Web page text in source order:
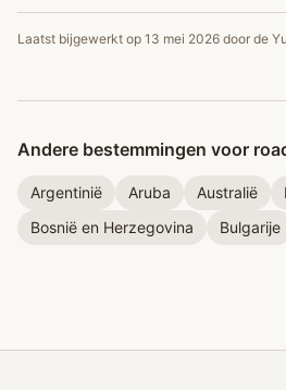
Laatst bijgewerkt op 13 mei 2026 door de
Andere bestemmingen voor
Argentinië Aruba Australië
Bosnië en Herzegovina
Bulgarije